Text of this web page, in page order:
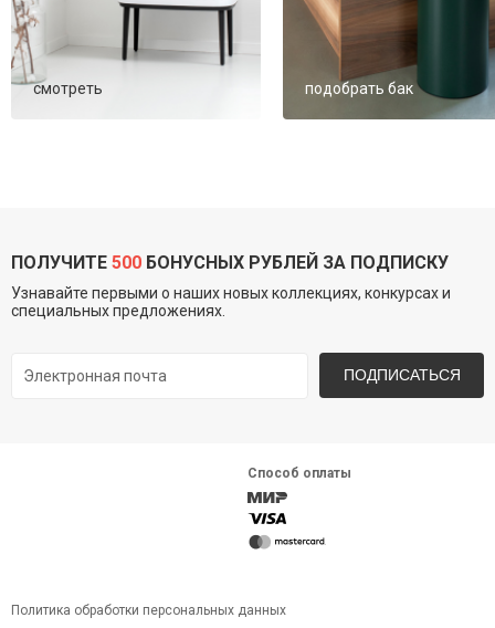
смотреть подобрать бак
ПОЛУЧИТЕ 500 БОНУСНЫХ РУБЛЕЙ ЗА ПОДПИСКУ
Узнавайте первыми о наших новых коллекциях, конкурсах и
специальных предложениях.
ПОДПИСАТЬСЯ
Способ оплаты
Политика обработки персональных данных